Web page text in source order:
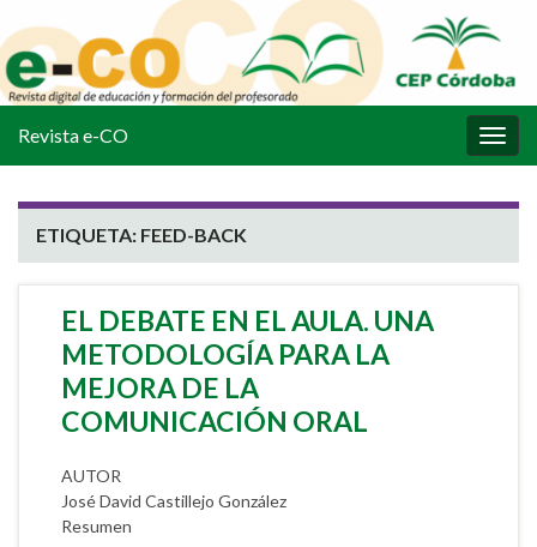
la
Revista e-CO
ETIQUETA: FEED-BACK
EL DEBATE EN EL AULA. UNA
METODOLOGÍA PARA LA
MEJORA DE LA
COMUNICACIÓN ORAL
AUTOR
José David Castillejo González
Resumen